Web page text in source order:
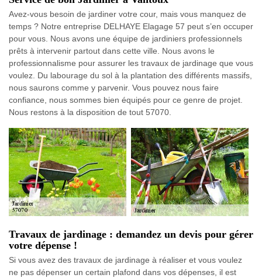
Avez-vous besoin de jardiner votre cour, mais vous manquez de
temps ? Notre entreprise DELHAYE Elagage 57 peut s’en occuper
pour vous. Nous avons une équipe de jardiniers professionnels
prêts à intervenir partout dans cette ville. Nous avons le
professionnalisme pour assurer les travaux de jardinage que vous
voulez. Du labourage du sol à la plantation des différents massifs,
nous saurons comme y parvenir. Vous pouvez nous faire
confiance, nous sommes bien équipés pour ce genre de projet.
Nous restons à la disposition de tout 57070.
Travaux de jardinage : demandez un devis pour gérer
votre dépense !
Si vous avez des travaux de jardinage à réaliser et vous voulez
ne pas dépenser un certain plafond dans vos dépenses, il est